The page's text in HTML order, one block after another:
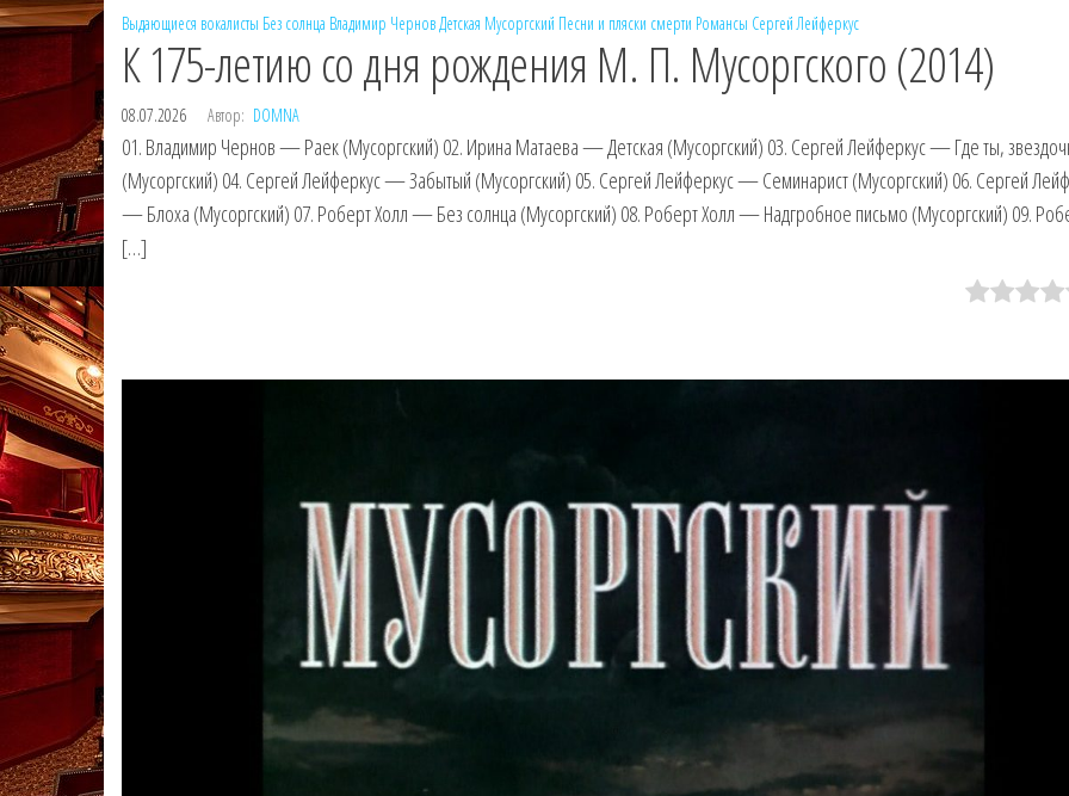
Выдающиеся вокалисты Без солнца Владимир ЧерновДетская Мусоргский Песни и пляски смерти Романсы Сергей Лейферкус
К 175-летию со дня рождения М. П. Мусоргского (2014)
08.07.2026 Автор: DOMNA
01. Владимир Чернов — Раек (Мусоргский) 02. Ирина Матаева — Детская (Мусоргский) 03. Сергей Лейферкус — Где ты,
(Мусоргский) 04. Сергей Лейферкус — Забытый (Мусоргский) 05. Сергей Лейферкус — Семинарист (Мусоргский) 06. Сергей
— Блоха (Мусоргский) 07. Роберт Холл — Без солнца (Мусоргский) 08. Роберт Холл — Надгробное письмо (Мусоргский) 09.
[…]